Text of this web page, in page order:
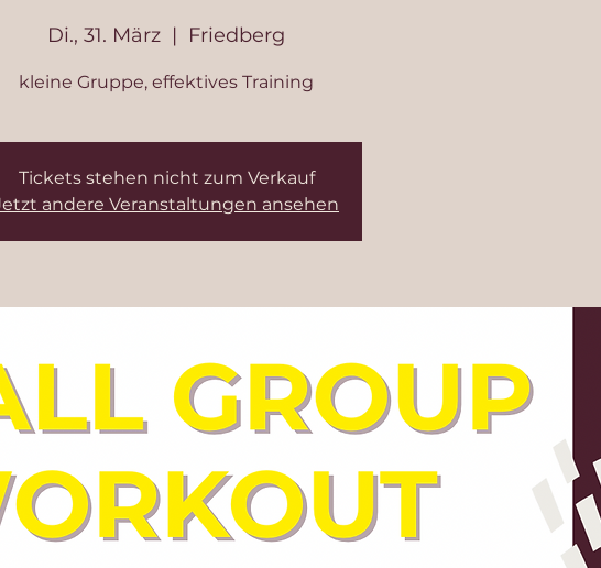
Di., 31. März
  |
Friedberg
kleine Gruppe, effektives Training
Tickets stehen nicht zum Verkauf
andere Veranstaltungen ansehen